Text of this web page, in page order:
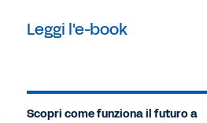
Leggi l'e-book
Scopri come funziona il futuro a